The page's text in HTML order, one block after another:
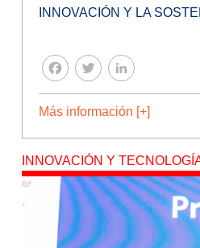
INNOVACIÓN Y LA
FACEBOOK
Más información [+]
INNOVACIÓN Y